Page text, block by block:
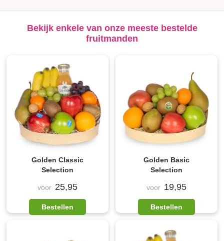
Bekijk enkele van onze meeste bestelde
fruitmanden
Golden Classic
Selection
voor 25,95
Bestellen
Golden Basic
Selection
voor 19,95
Bestellen